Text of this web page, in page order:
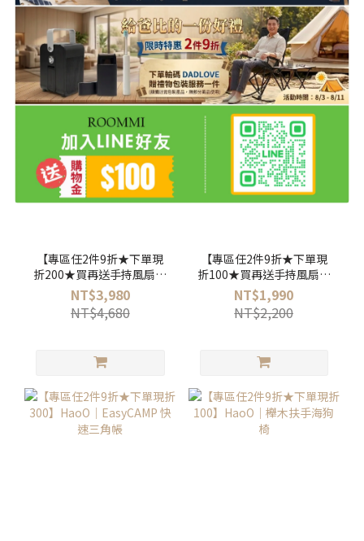
露營精選商品
【專區任2件9折★下單現
折200★買再送手持風扇】
HaoO｜多功能露營推車
(折疊推車+移動餐桌一體
式/靜音越野輪/大容量承重
NT$3,980
NT$4,680
【專區任2件9折★下單現
折100★買再送手持風扇】
HaoO｜慢生活搖椅 露營療
癒款
NT$1,990
NT$2,200